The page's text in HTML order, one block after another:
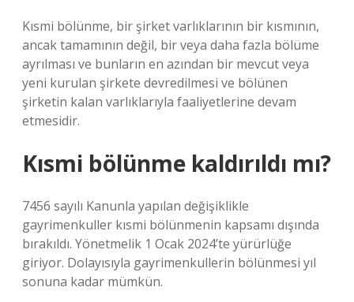
Kısmi bölünme, bir şirket varlıklarının bir kısmının,
ancak tamamının değil, bir veya daha fazla bölüme
ayrılması ve bunların en azından bir mevcut veya
yeni kurulan şirkete devredilmesi ve bölünen
şirketin kalan varlıklarıyla faaliyetlerine devam
etmesidir.
Kısmi bölünme kaldırıldı mı?
7456 sayılı Kanunla yapılan değişiklikle
gayrimenkuller kısmi bölünmenin kapsamı dışında
bırakıldı. Yönetmelik 1 Ocak 2024’te yürürlüğe
giriyor. Dolayısıyla gayrimenkullerin bölünmesi yıl
sonuna kadar mümkün.